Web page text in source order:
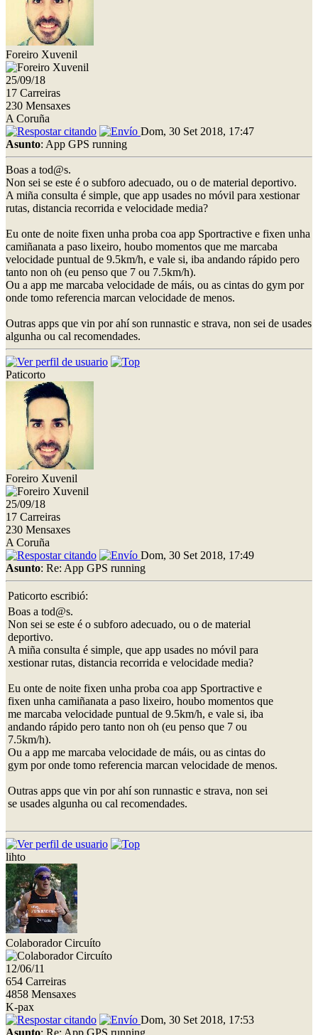
Foreiro Xuvenil
25/09/18
17 Carreiras
230 Mensaxes
A Coruña
Dom, 30 Set 2018, 17:47
Asunto: App GPS running
Boas a tod@s.
Non sei se este é o subforo adecuado, ou o de material deportivo.
A miña consulta é simple, que app usades no móvil para xestionar
rutas, distancia recorrida e velocidade media?
Eu onte de noite fixen unha proba coa app Sportractive e fixen unha
camiñanata a paso lixeiro, houbo momentos que me marcaba
velocidade puntual de 9.5km/h, e vale si, iba andando rápido pero
tanto non oh (eu penso que 7 ou 7.5km/h).
Ou a app me marcaba velocidade de máis, ou as cintas do gym por
onde tomo referencia marcan velocidade de menos.
Outras apps que vin por ahí son runnastic e strava, non sei de usades
algunha ou cal recomendades.
Paticorto
Foreiro Xuvenil
25/09/18
17 Carreiras
230 Mensaxes
A Coruña
Dom, 30 Set 2018, 17:49
Asunto: Re: App GPS running
Paticorto escribió:
Boas a tod@s.
Non sei se este é o subforo adecuado, ou o de material
deportivo.
A miña consulta é simple, que app usades no móvil para
xestionar rutas, distancia recorrida e velocidade media?
Eu onte de noite fixen unha proba coa app Sportractive e
fixen unha camiñanata a paso lixeiro, houbo momentos que
me marcaba velocidade puntual de 9.5km/h, e vale si, iba
andando rápido pero tanto non oh (eu penso que 7 ou
7.5km/h).
Ou a app me marcaba velocidade de máis, ou as cintas do
gym por onde tomo referencia marcan velocidade de menos.
Outras apps que vin por ahí son runnastic e strava, non sei
se usades algunha ou cal recomendades.
lihto
Colaborador Circuíto
12/06/11
654 Carreiras
4858 Mensaxes
K-pax
Dom, 30 Set 2018, 17:53
Asunto: Re: App GPS running